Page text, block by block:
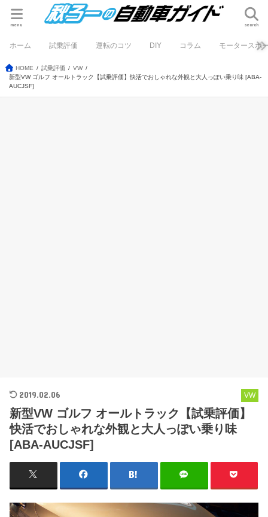
search
menu
ホーム 試乗評価 運転のコツ DIY コラム モータースポ
HOME 試乗評価
VW
新型VW ゴルフ オールトラック【試乗評価】快活でおしゃれな外観と大人っぽい乗り味 [ABA-
AUCJSF]
VW
2019.02.06
新型VW ゴルフ オールトラック【試乗評価】
快活でおしゃれな外観と大人っぽい乗り味
[ABA-AUCJSF]